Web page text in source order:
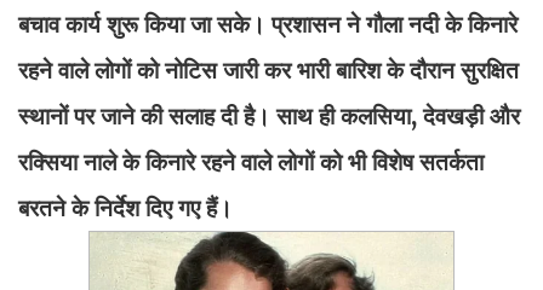
बचाव कार्य शुरू किया जा सके। प्रशासन ने गौला नदी के किनारे
रहने वाले लोगों को नोटिस जारी कर भारी बारिश के दौरान सुरक्षित
स्थानों पर जाने की सलाह दी है। साथ ही कलसिया, देवखड़ी और
रक्सिया नाले के किनारे रहने वाले लोगों को भी विशेष सतर्कता
बरतने के निर्देश दिए गए हैं।